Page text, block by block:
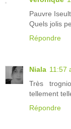
Pauvre
Quels jolis
Répondre
Niala 11:57
Très
tellement
Répondre